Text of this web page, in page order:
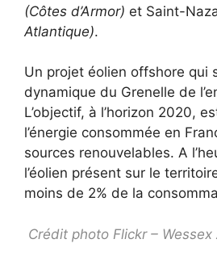
(Côtes d’Armor) et Saint-
Atlantique).
Un projet éolien offshore qui
dynamique du Grenelle de
L’objectif, à l’horizon 2020,
l’énergie consommée en
sources renouvelables. A
l’éolien présent sur le
moins de 2% de la
Crédit photo Flickr –